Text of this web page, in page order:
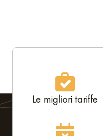
Le migliori tariffe